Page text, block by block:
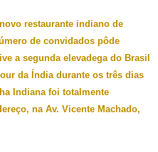
restaurante indiano de
de convidados pôde
a segunda elevadega do Brasil
da Índia durante os três dias
Indiana foi totalmente
na Av. Vicente Machado,